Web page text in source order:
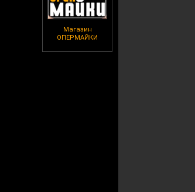
Магазин
ОПЕРМАЙКИ